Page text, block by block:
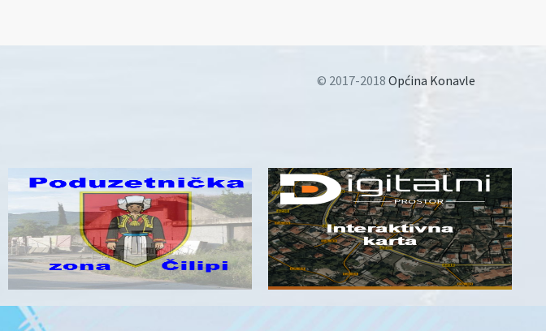
© 2017-2018 Općina Konavle